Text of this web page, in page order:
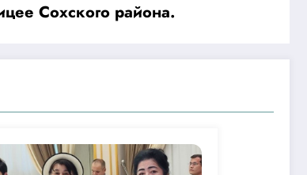
Сохского района.